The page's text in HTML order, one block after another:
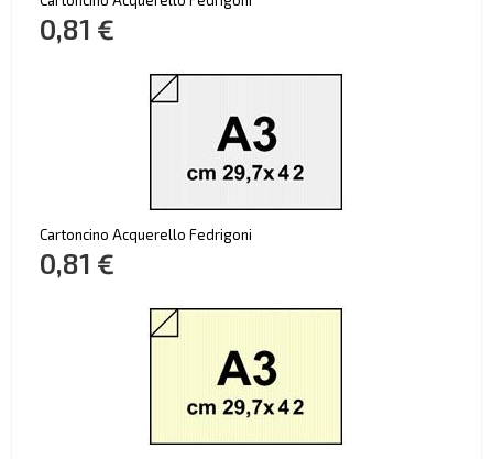
0,81 €
Cartoncino Acquerello Fedrigoni
0,81 €